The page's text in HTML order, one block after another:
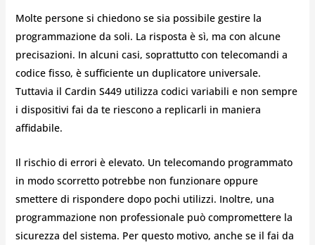
Molte persone si chiedono se sia possibile gestire la
programmazione da soli. La risposta è sì, ma con alcune
precisazioni. In alcuni casi, soprattutto con telecomandi a
codice fisso, è sufficiente un duplicatore universale.
Tuttavia il Cardin S449 utilizza codici variabili e non sempre
i dispositivi fai da te riescono a replicarli in maniera
affidabile.
Il rischio di errori è elevato. Un telecomando programmato
in modo scorretto potrebbe non funzionare oppure
smettere di rispondere dopo pochi utilizzi. Inoltre, una
programmazione non professionale può compromettere la
sicurezza del sistema. Per questo motivo, anche se il fai da